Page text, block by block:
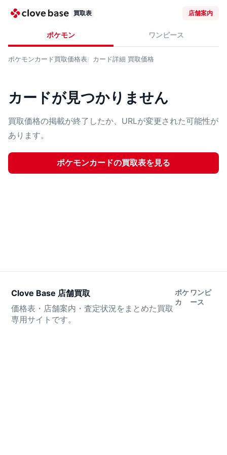
買取表 店舗案内
ポケモン ワンピース
ポケモンカード買取価格表 カード詳細 買取価格
カードが見つかりません
買取価格の掲載が終了したか、URLが変更された可能性が
あります。
ポケモンカードの買取表を見る
Clove Base 店舗買取
価格表・店舗案内・査定状況をまとめた買取
専用サイトです。
ポケ
カ
ワンピ
ース